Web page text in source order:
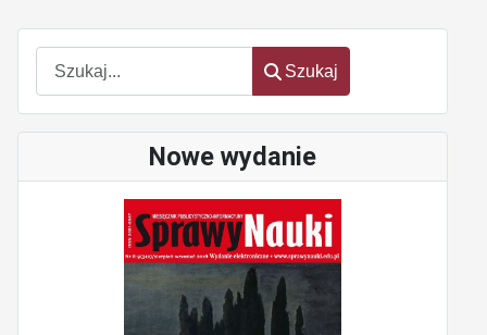
Szukaj
Szukaj
Nowe wydanie